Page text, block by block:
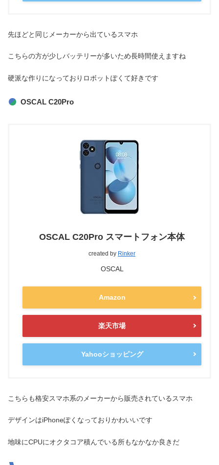
先ほどと同じメーカーから出ているスマホ
こちらの方が少しバッテリーが多いため長時間使えますね
硬派な作りになっておりロボットぽくて好きです
OSCAL C20Pro
OSCAL C20Pro スマートフォン本体
created by Rinker
OSCAL
Amazon
楽天市場
Yahooショッピング
こちらも格安スマホ系のメーカーから販売されているスマホ
デザインはiPhoneぽくなっておりかわいいです
地味にCPUにオクタコア積んでいる所もなかなか良きだ